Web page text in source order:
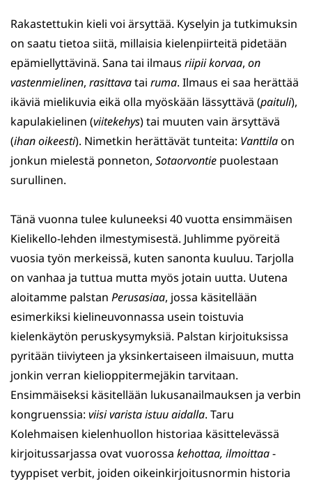
Rakastettukin kieli voi ärsyttää. Kyselyin ja tutkimuksin
on saatu tietoa siitä, millaisia kielenpiirteitä pidetään
epämiellyttävinä. Sana tai ilmaus riipii korvaa, on
vastenmielinen, rasittavatai ruma. Ilmaus ei saa herättää
ikäviä mielikuvia eikä olla myöskään lässyttävä (paituli),
kapulakielinen (viitekehys) tai muuten vain ärsyttävä
(ihan oikeesti). Nimetkin herättävät tunteita: Vanttilaon
jonkun mielestä ponneton, Sotaorvontie puolestaan
surullinen.
Tänä vuonna tulee kuluneeksi 40 vuotta ensimmäisen
Kielikello-lehden ilmestymisestä. Juhlimme pyöreitä
vuosia työn merkeissä, kuten sanonta kuuluu. Tarjolla
on vanhaa ja tuttua mutta myös jotain uutta. Uutena
aloitamme palstan Perusasiaa, jossa käsitellään
esimerkiksi kielineuvonnassa usein toistuvia
kielenkäytön peruskysymyksiä. Palstan kirjoituksissa
pyritään tiiviyteen ja yksinkertaiseen ilmaisuun, mutta
jonkin verran kielioppitermejäkin tarvitaan.
Ensimmäiseksi käsitellään lukusanailmauksen ja verbin
kongruenssia: viisi varista istuu aidalla. Taru
Kolehmaisen kielenhuollon historiaa käsittelevässä
kirjoitussarjassa ovat vuorossa kehottaa, ilmoittaa-
tyyppiset verbit, joiden oikeinkirjoitusnormin historia